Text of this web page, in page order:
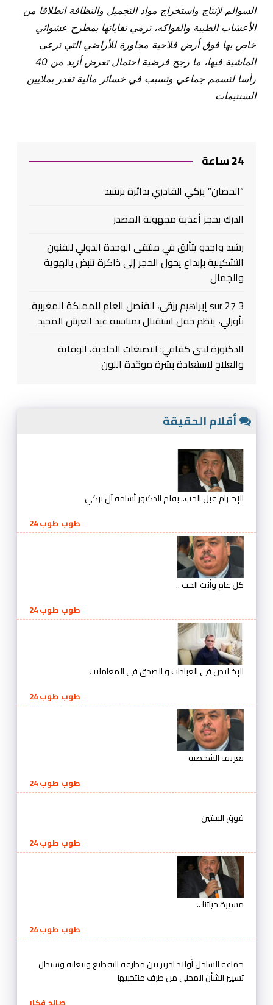
السوالم لإنتاج واستخراج مواد التجميل والنظافة انطلاقا من
الأعشاب الطبية والفواكه، ترمي نفاياتها بمطرح عشوائي
خاص بها فوق أرض فلاحية مجاورة للأراضي التي ترعى
الماشية فيها، ما رجح فرضية احتمال تعرض أزيد من 40
رأسا لتسمم جماعي وتسبب في خسائر مالية تقدر بملايين
السنتيمات
24 ساعة
“الحصان” يزكي القادري بدائرة برشيد
الدرك يحجز أغذية مجهولة المصدر
رشيد واجدو يتألق في ملتقى الوحدة الدولي للفنون
التشكيلية بإبداع يحول الحجر إلى ذاكرة تنبض بالهوية
والجمال
3 sur 27 إبراهيم رزقي، القنصل العام للمملكة المغربية
بأورلي، ينظم حفل استقبال بمناسبة عيد العرش المجيد
الدكتورة لبنى كفافي: التصبغات الجلدية، الوقاية
والعلاج لاستعادة بشرة موحّدة اللون
أقلام الحقيقة
الإحترام قبل الحب.. بقلم الدكتور أسامة آل تركي
طوب طوب 24
كل عام وأنت الحب ..
طوب طوب 24
الإخـلاص في العبادات و الصدق في المعاملات
طوب طوب 24
تعريف الشخصية
طوب طوب 24
فوق الستين
طوب طوب 24
مسيرة حياتنا ..
طوب طوب 24
جماعة الساحل أولاد احريز بين مطرقة التقطيع وتبعاته وسندان
تسيير الشأن المحلي من طرف منتخبيها